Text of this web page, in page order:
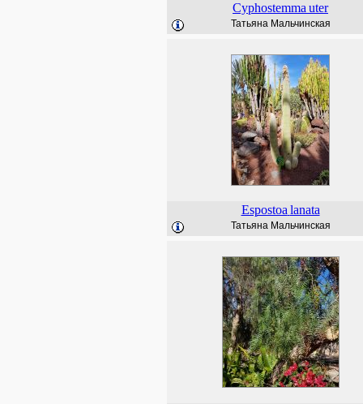
Cyphostemma uter
Татьяна Мальчинская
Espostoa lanata
Татьяна Мальчинская